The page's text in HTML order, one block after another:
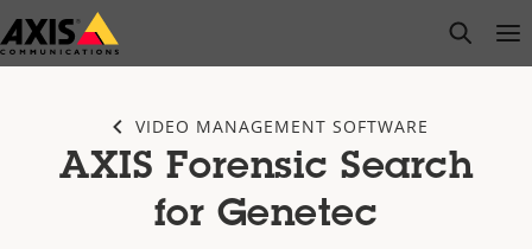
Salta
al
open
VIDEO MANAGEMENT SOFTWARE
AXIS Forensic Search
for Genetec